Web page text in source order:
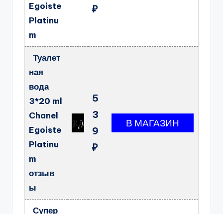
Egoiste
Platinu
m
₽
Туалет
ная
вода
3*20 ml
Chanel
Egoiste
Platinu
m
отзыв
ы
5
3
9
₽
Супер